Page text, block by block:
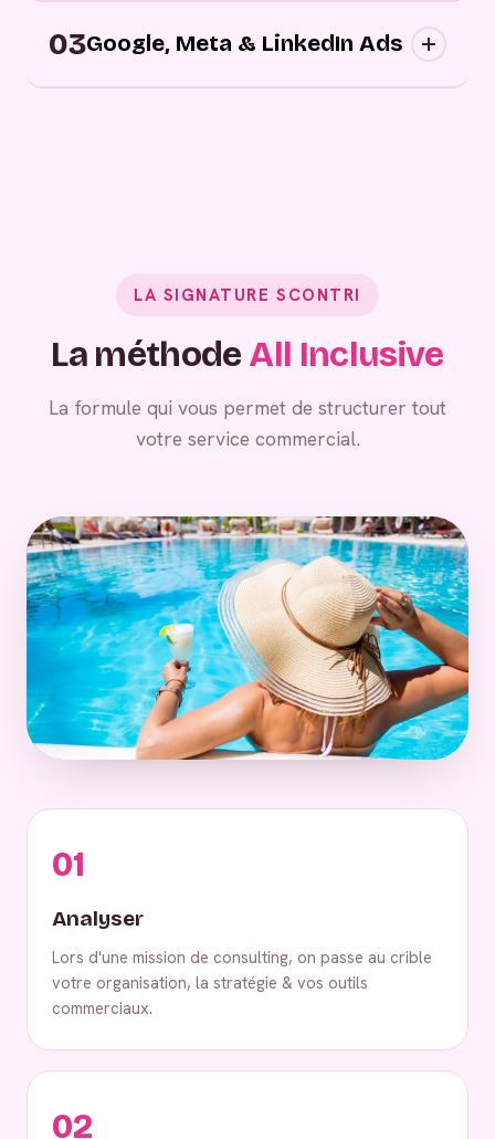
approchons vos prospects au bon moment,
personnalisés.
03Google, Meta & LinkedIn Ads
LA SIGNATURE SCONTRI
La méthode All Inclusive
La formule qui vous permet de structurer tout
votre service commercial.
01
Analyser
Lors d'une mission de consulting, on passe au crible
votre organisation, la stratégie & vos outils
commerciaux.
02